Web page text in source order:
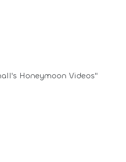
Honeymoon Videos"